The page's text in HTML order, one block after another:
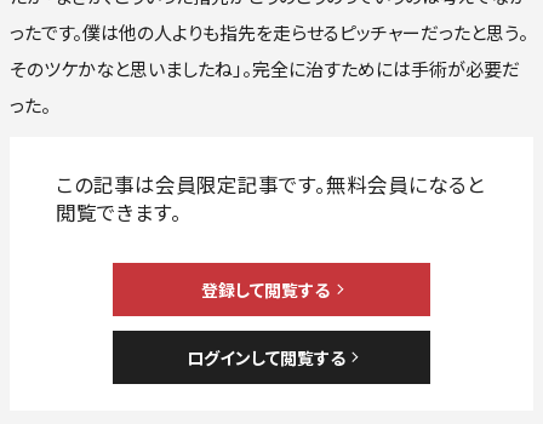
ったです。僕は他の人よりも指先を走らせるピッチャーだったと思う。
そのツケかなと思いましたね」。完全に治すためには手術が必要だ
った。